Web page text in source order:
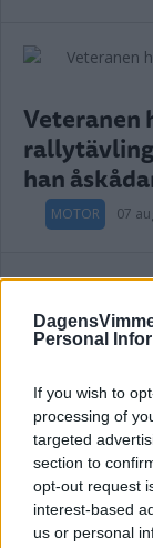
Personal
If you wish to
processing of
targeted
section to
opt-out request
interest-based
us or personal
Veteranen
han
MOTOR 07
Annons:
Efter
Hultsfred
MOTOR 07